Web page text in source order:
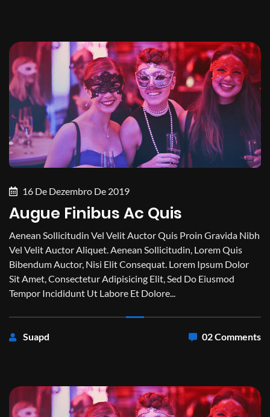
16 De Dezembro De 2019
Augue Finibus Ac Quis
Aenean Sollicitudin Vel Velit Auctor Quis Proin Gravida Nibh
Vel Velit Auctor Aliquet. Aenean Sollicitudin, Lorem Quis
Bibendum Auctor, Nisi Elit Consequat. Lorem Ipsum Dolor
Sit Amet, Consectetur Adipisicing Elit, Sed Do Eiusmod
Tempor Incididunt Ut Labore Et Dolore...
Suapd 02 Comments